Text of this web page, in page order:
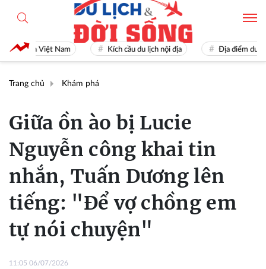
Du lịch Việt Nam Kích cầu du lịch nội địa Địa điểm du lịch
Trang chủ Khám phá
Giữa ồn ào bị Lucie
Nguyễn công khai tin
nhắn, Tuấn Dương lên
tiếng: "Để vợ chồng em
tự nói chuyện"
11:05 06/07/2026